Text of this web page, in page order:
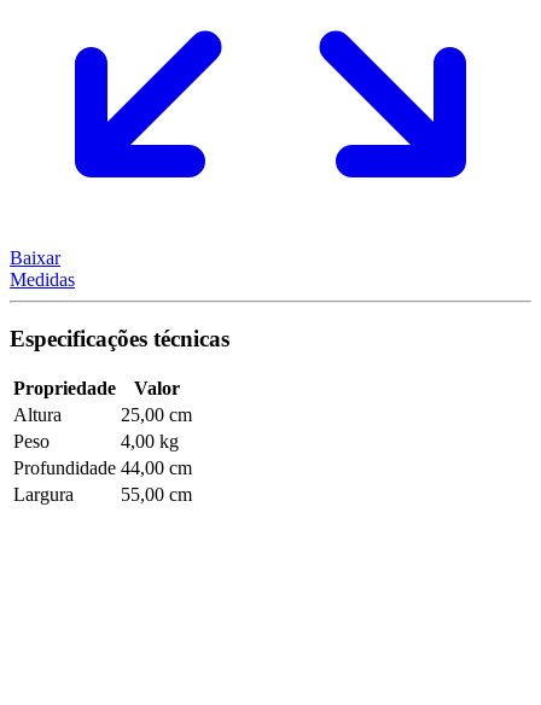
Baixar
Medidas
Especificações técnicas
Propriedade
Valor
Altura
25,00 cm
Peso
4,00 kg
Profundidade 44,00 cm
Largura
55,00 cm